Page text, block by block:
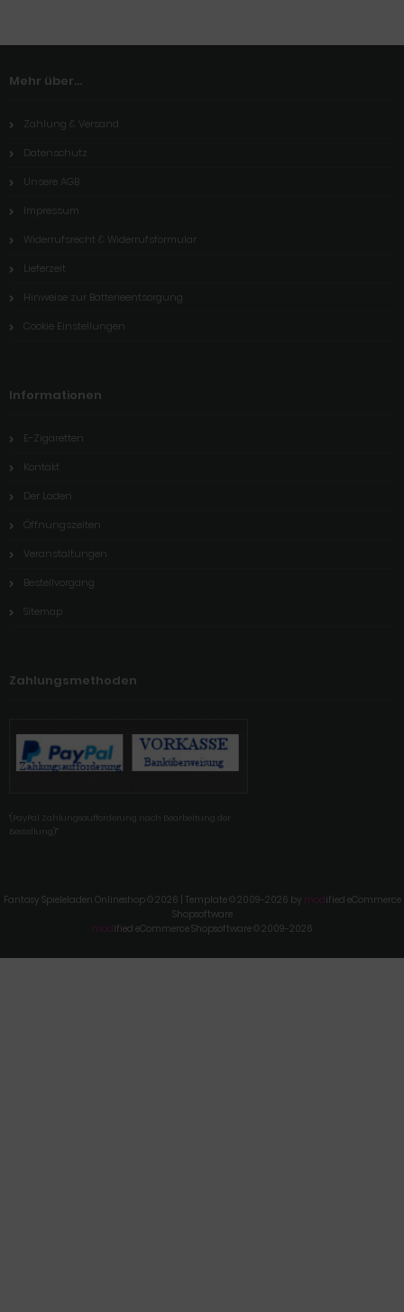
Mehr über...
Zahlung & Versand
Datenschutz
Unsere AGB
Impressum
Widerrufsrecht & Widerrufsformular
Lieferzeit
Hinweise zur Batterieentsorgung
Cookie Einstellungen
Informationen
E-Zigaretten
Kontakt
Der Laden
Öffnungszeiten
Veranstaltungen
Bestellvorgang
Sitemap
Zahlungsmethoden
'(PayPal Zahlungsaufforderung nach Bearbeitung der
Bestellung)'"
Fantasy Spieleladen Onlineshop © 2026 | Template © 2009-2026 by modified eCommerce
Shopsoftware
modified eCommerce Shopsoftware © 2009-2026